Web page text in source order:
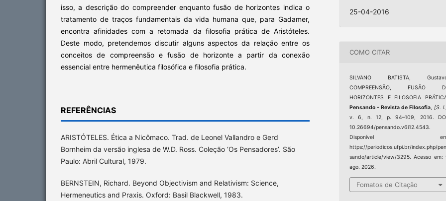
isso, a descrição do compreender enquanto fusão de horizontes indica o
tratamento de traços fundamentais da vida humana que, para Gadamer,
encontra afinidades com a retomada da filosofia prática de Aristóteles.
Deste modo, pretendemos discutir alguns aspectos da relação entre os
conceitos de compreensão e fusão de horizonte a partir da conexão
essencial entre hermenêutica filosófica e filosofia prática.
REFERÊNCIAS
ARISTÓTELES. Ética a Nicômaco. Trad. de Leonel Vallandro e Gerd
Bornheim da versão inglesa de W.D. Ross. Coleção ‘Os Pensadores’. São
Paulo: Abril Cultural, 1979.
BERNSTEIN, Richard. Beyond Objectivism and Relativism: Science,
Hermeneutics and Praxis. Oxford: Basil Blackwell, 1983.
25-04-2016
COMO CITAR
SILVANO BATISTA,
COMPREENSÃO, FUSÃO
HORIZONTES E FILOSOFIA
Pensando - Revista de Filosofia, [S.
v. 6, n. 12, p. 94–109, 2016.
10.26694/pensando.v6i12.4543.
Disponível
https://periodicos.ufpi.br/index.php/
sando/article/view/3295. Acesso em:
ago. 2026.
Fomatos de Citação